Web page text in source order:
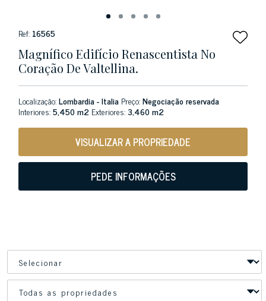
Ref: 16565
Magnífico Edifício Renascentista No
Coração De Valtellina.
Localização:Lombardia - Italia Preço:Negociação reservada
Interiores:5,450 m2 Exteriores:3,460 m2
VISUALIZAR A PROPRIEDADE
PEDE INFORMAÇÕES